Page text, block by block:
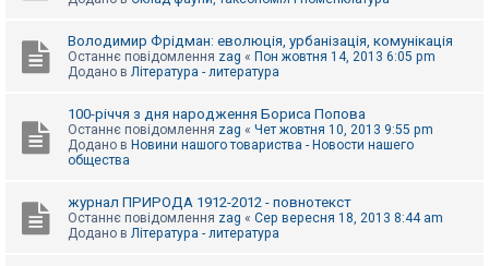
е
и
е
Володимир Фрідман: еволюція, урбанізація, комунікація
Останнє повідомлення zag « Пон жовтня 14, 2013 6:05 pm
Додано в Література - литература
100-річчя з дня народження Бориса Попова
Останнє повідомлення zag « Чет жовтня 10, 2013 9:55 pm
Додано в Новини нашого товариства - Новости нашего
общества
журнал ПРИРОДА 1912-2012 - повнотекст
Останнє повідомлення zag « Сер вересня 18, 2013 8:44 am
Додано в Література - литература